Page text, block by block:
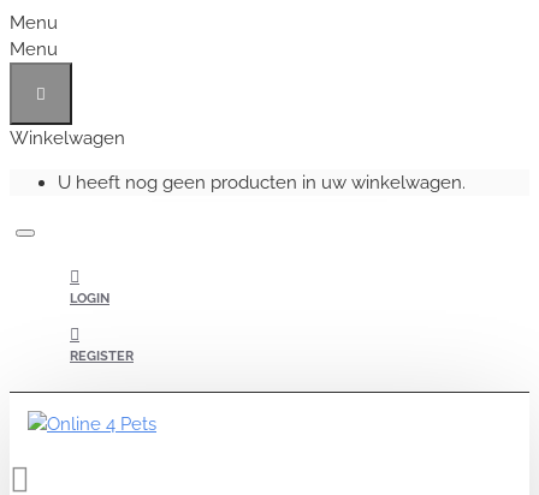
Menu
Menu
Winkelwagen
U heeft nog geen producten in uw winkelwagen.
LOGIN
REGISTER